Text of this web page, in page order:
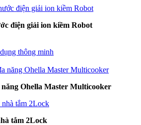
điện giải ion kiềm Robot
thông minh
Ohella Master Multicooker
tắm 2Lock